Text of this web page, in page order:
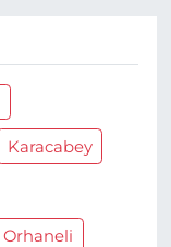
Karacabey
Orhaneli